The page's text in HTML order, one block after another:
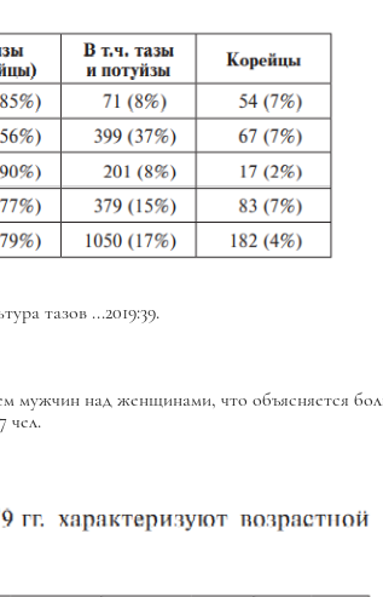
тазов ...2019:39.
над женщинами, что объясняется
чел.